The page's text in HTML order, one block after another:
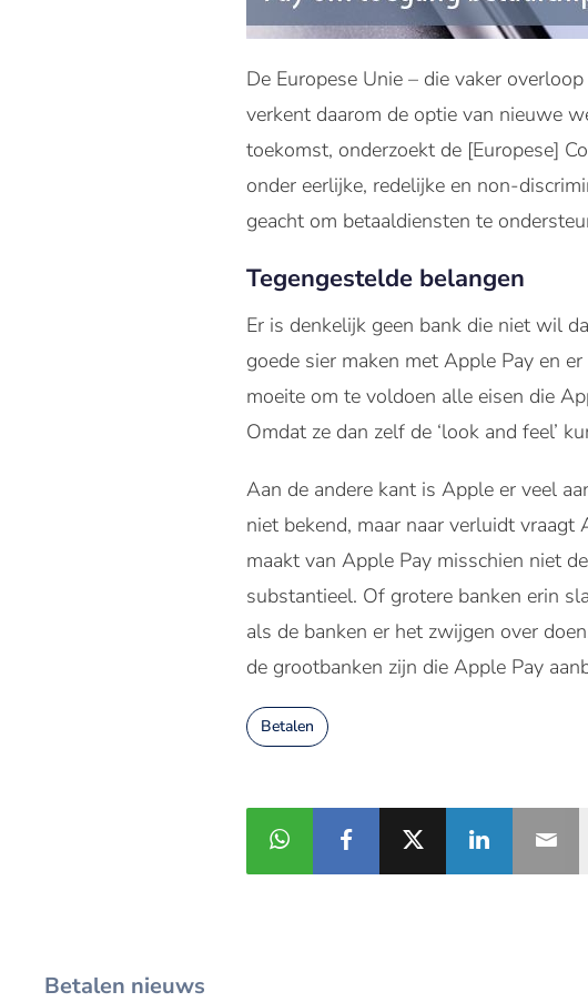
De Europese Unie – die vaker
verkent daarom de optie van nieuwe
toekomst, onderzoekt de [Europese]
onder eerlijke, redelijke en non-
geacht om betaaldiensten te
Tegengestelde belangen
Er is denkelijk geen bank die niet wil
goede sier maken met Apple Pay en
moeite om te voldoen alle eisen die
Omdat ze dan zelf de ‘look and feel’
Aan de andere kant is Apple er veel
niet bekend, maar naar verluidt vraagt
maakt van Apple Pay misschien niet
substantieel. Of grotere banken erin
als de banken er het zwijgen over
de grootbanken zijn die Apple Pay
Betalen
Betalen nieuws